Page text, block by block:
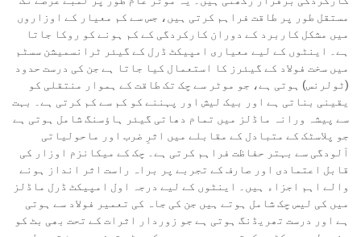
مستقل طور پر طاقت فراہم کرتی ہیں، جس سے کم معیار کے اوزاروں
میں مشکل کاربرد کے دوران کارکردگی کے کم ہونے کو روکا جاتا
ہے۔ اینٹوں کے لیے معیاری امپیکٹ ڈرل کے گیئر ٹرانسمیشن سسٹم
میں سخت فولاد کے گیئرز کا استعمال کیا جاتا ہے جن کی درست حدود
(ٹولرنس) ہوتی ہے، جو موٹر سے چک تک طاقت کے ہموار منتقلی کو
یقینی بناتی ہے اور بیک لیش اور پہننے کو کم سے کم کرتی ہے۔ بہت
سے پیشہ ورانہ ماڈلز میں تمام دھاتی گیئر ہاؤسنگ شامل ہوتی ہے
جو پلاسٹک کے متبادل کے مقابلے میں اثرِ ضرب اور ماحولیاتی
آلودگی سے بہتر حفاظت فراہم کرتی ہے۔ چک کے میکانزم اوزار کی
قابل اعتمادی اور صارف کے تجربے پر براہ راست اثر انداز ہونے
والے اہم اجزاء ہیں۔ اینٹوں کے لیے درجہ اول امپیکٹ ڈرل ماڈلز
میں کی لیس چک شامل ہوتے ہیں جن کی جاہ کی تعمیر فولاد سے ہوتی
ہے اور درست تھریڈنگ ہوتی ہے جو زوردار اثرات کے تحت بھی بٹ کو